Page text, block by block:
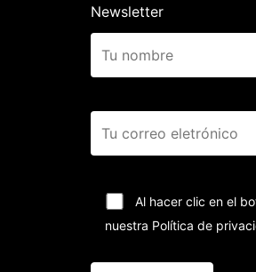
Newsletter
Al hacer clic en el
nuestra Política de